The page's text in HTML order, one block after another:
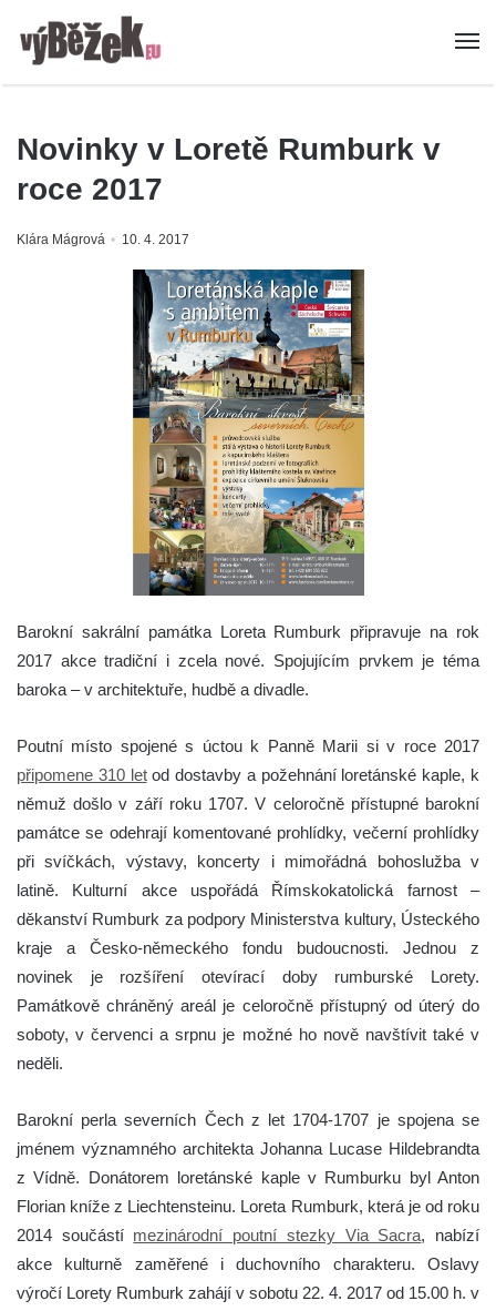
Novinky v Loretě Rumburk v
roce 2017
Klára Mágrová 10. 4. 2017
Barokní sakrální památka Loreta Rumburk připravuje na rok
2017 akce tradiční i zcela nové. Spojujícím prvkem je téma
baroka – v architektuře, hudbě a divadle.
Poutní místo spojené s úctou k Panně Marii si v roce 2017
připomene 310 letod dostavby a požehnání loretánské kaple, k
němuž došlo v září roku 1707. V celoročně přístupné barokní
památce se odehrají komentované prohlídky, večerní prohlídky
při svíčkách, výstavy, koncerty i mimořádná bohoslužba v
latině. Kulturní akce uspořádá Římskokatolická farnost –
děkanství Rumburk za podpory Ministerstva kultury, Ústeckého
kraje a Česko-německého fondu budoucnosti. Jednou z
novinek je rozšíření otevírací doby rumburské Lorety.
Památkově chráněný areál je celoročně přístupný od úterý do
soboty, v červenci a srpnu je možné ho nově navštívit také v
neděli.
Barokní perla severních Čech z let 1704-1707 je spojena se
jménem významného architekta Johanna Lucase Hildebrandta
z Vídně. Donátorem loretánské kaple v Rumburku byl Anton
Florian kníže z Liechtensteinu. Loreta Rumburk, která je od roku
2014 součástí mezinárodní poutní stezky Via Sacra, nabízí
akce kulturně zaměřené i duchovního charakteru. Oslavy
výročí Lorety Rumburk zahájí v sobotu 22. 4. 2017 od 15.00 h. v